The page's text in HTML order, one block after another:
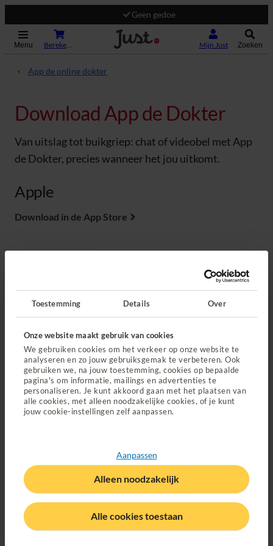
Toestemming Details Over
Onze website maakt gebruik van cookies
We gebruiken cookies om het verkeer op onze website te
analyseren en zo jouw gebruiksgemak te verbeteren. Ook
gebruiken we, na jouw toestemming, cookies op bepaalde
pagina's om informatie, mailings en advertenties te
personaliseren. Je kunt akkoord gaan met het plaatsen van
alle cookies, met alleen noodzakelijke cookies, of je kunt
jouw cookie-instellingen zelf aanpassen.
Alle cookies toestaan
Aanpassen
Alleen noodzakelijk
Geen gedoe
Menu Mijn Just Zoeken
App de online dokter
Download App de Dokter
Van uitslag tot buikgriep: chat of videobel met App
de Dokter, precies wanneer het jou uitkomt.
Apple
Download in de App Store
Download via Google Play
Wijziging doorgeven